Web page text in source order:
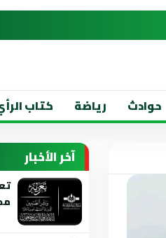
حوادث رياضة كتاب
آخر الأخبار